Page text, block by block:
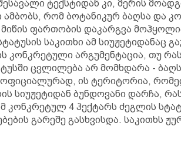
ტექსტიდან კი, მერის
რომ ბოტანიკურ ბაღსა და
მიწის ფართობის დაკარგვა
საკითხი ამ სიუჟეტიდანაც
კონკრეტული არგუმენტაცია, თუ
ცვლილება არ მომხდარა -
ოფიციალურად, ის ტერიტორია,
სიუჟეტიდან ბუნდოვანი დარჩა,
კონკრეტულ 4 ჰექტარს ძეგლის
გარეშე გასხვისდა. საკითხს